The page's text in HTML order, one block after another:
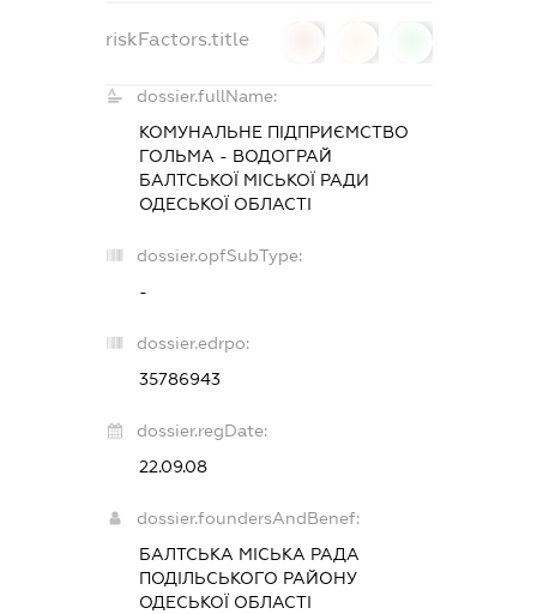
riskFactors.title
dossier.fullName:
КОМУНАЛЬНЕ ПІДПРИЄМСТВО
ГОЛЬМА - ВОДОГРАЙ
БАЛТСЬКОЇ МІСЬКОЇ РАДИ
ОДЕСЬКОЇ ОБЛАСТІ
dossier.opfSubType:
-
dossier.edrpo:
35786943
dossier.regDate:
22.09.08
dossier.foundersAndBenef:
БАЛТСЬКА МІСЬКА РАДА
ПОДІЛЬСЬКОГО РАЙОНУ
ОДЕСЬКОЇ ОБЛАСТІ